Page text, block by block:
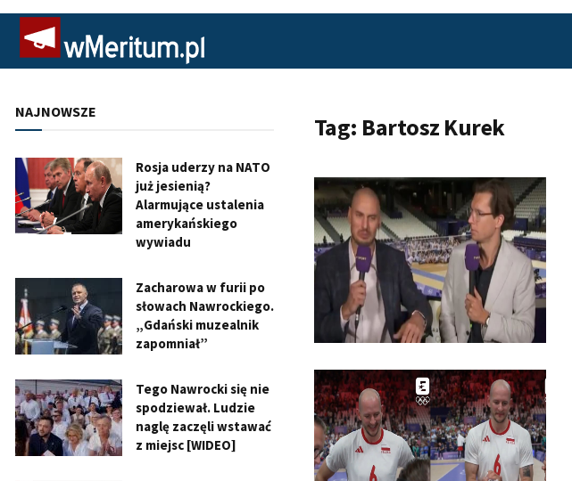
Tag: Bartosz Kurek
NAJNOWSZE
Rosja uderzy na NATO
już jesienią?
Alarmujące ustalenia
amerykańskiego
wywiadu
Zacharowa w furii po
słowach Nawrockiego.
„Gdański muzealnik
zapomniał”
Tego Nawrocki się nie
spodziewał. Ludzie
naglę zaczęli wstawać
z miejsc [WIDEO]